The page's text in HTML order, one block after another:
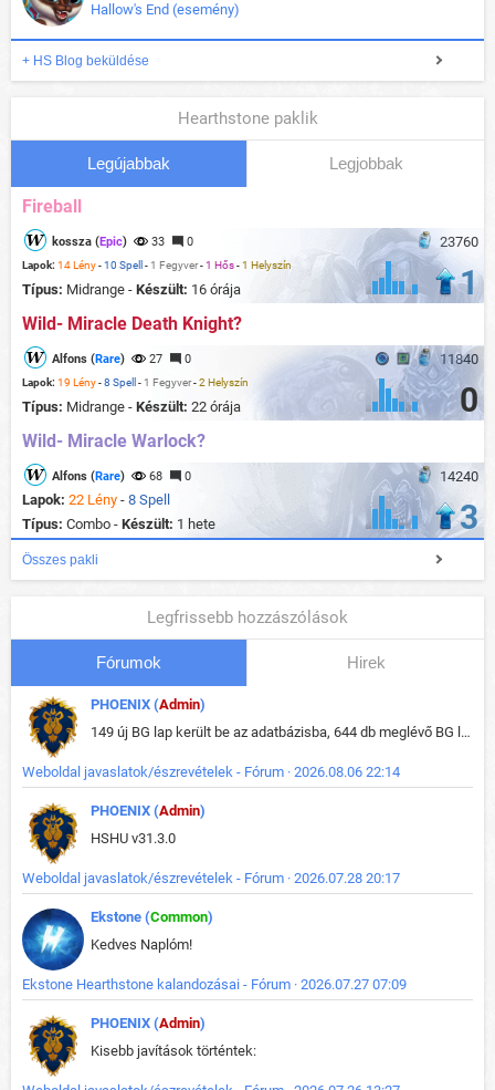
Hallow's End (esemény)
+ HS Blog beküldése
Hearthstone paklik
Legújabbak Legjobbak
Fireball
23760
kossza (Epic) 33 0
Lapok: 14 Lény-10 Spell - 1 Fegyver-1 Hős-1 Helyszín
Típus: Midrange - Készült: 16 órája 1
Wild- Miracle Death Knight?
11840
Alfons (Rare) 27 0
Lapok: 19 Lény-8 Spell - 1 Fegyver-2 Helyszín
Típus: Midrange - Készült: 22 órája 0
Wild- Miracle Warlock?
14240
Alfons (Rare) 68 0
Lapok: 22 Lény - 8 Spell
Típus: Combo - Készült: 1 hete 3
Összes pakli
Legfrissebb hozzászólások
Fórumok Hirek
PHOENIX (Admin)
149 új BG lap került be az adatbázisba, 644 db meglévő BG lap módosult, bekerültek az új képek a megváltozott lapokhoz is.
Weboldal javaslatok/észrevételek - Fórum · 2026.08.06 22:14
PHOENIX (Admin)
HSHU v31.3.0
Weboldal javaslatok/észrevételek - Fórum · 2026.07.28 20:17
Ekstone (Common)
Kedves Naplóm!
Ekstone Hearthstone kalandozásai - Fórum · 2026.07.27 07:09
PHOENIX (Admin)
Kisebb javítások történtek: